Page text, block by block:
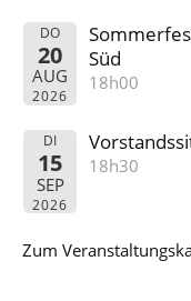
DO
20
AUG
2026
Süd
18h00
DI
15
SEP
2026
18h30
Zum